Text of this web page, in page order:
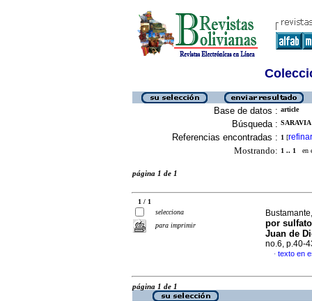
Base de datos : article
Búsqueda :
Referencias encontradas : 1 [refinar
Mostrando: 1 .. 1 en
página 1 de 1
1 / 1
selecciona
para imprimir
por
Juan de
no.6, p.40-
· texto en
página 1 de 1